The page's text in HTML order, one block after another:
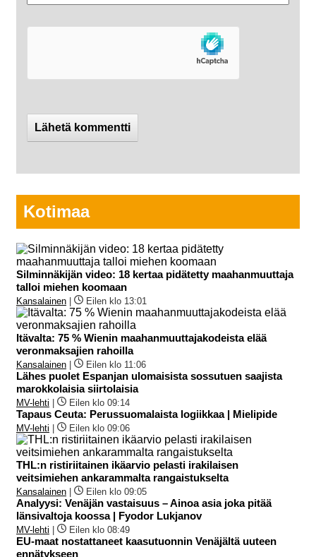
Kotimaa
Silminnäkijän video: 18 kertaa pidätetty maahanmuuttaja
talloi miehen koomaan
Kansalainen Eilen klo 13:01
Itävalta: 75 % Wienin maahanmuuttajakodeista elää
veronmaksajien rahoilla
Kansalainen Eilen klo 11:06
Lähes puolet Espanjan ulomaisista sossutuen saajista
marokkolaisia siirtolaisia
MV-lehti Eilen klo 09:14
Tapaus Ceuta: Perussuomalaista logiikkaa | Mielipide
MV-lehti Eilen klo 09:06
THL:n ristiriitainen ikäarvio pelasti irakilaisen
veitsimiehen ankarammalta rangaistukselta
Kansalainen Eilen klo 09:05
Analyysi: Venäjän vastaisuus – Ainoa asia joka pitää
länsivaltoja koossa | Fyodor Lukjanov
MV-lehti Eilen klo 08:49
EU-maat nostattaneet kaasutuonnin Venäjältä uuteen
ennätykseen